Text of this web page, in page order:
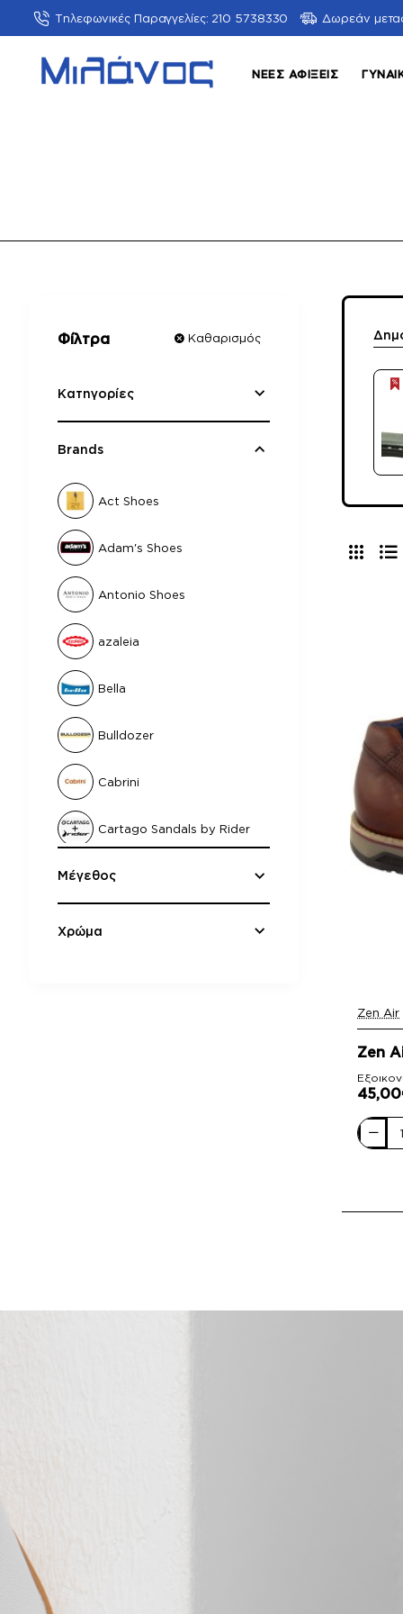
Τηλεφωνικές Παραγγελίες: 210 5738330 Δωρεάν
ΝΈΕΣ ΑΦΊΞΕΙΣ
Φίλτρα Καθαρισμός
Κατηγορίες
Brands
Act Shoes
Adam's Shoes
Antonio Shoes
azaleia
Bella
Bulldozer
Cabrini
Cartago Sandals by Rider
Damiani
Μέγεθος
Χρώμα
-47%
Zen Air
Zen
Zen
Air
777709